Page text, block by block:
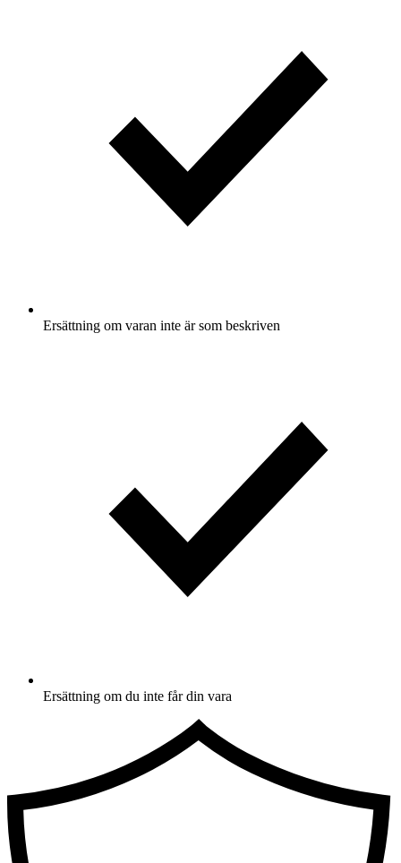
Ersättning om varan inte är som beskriven
Ersättning om du inte får din vara